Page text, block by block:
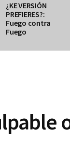
¿KE VERSIÓN
PREFIERES?:
Fuego contra
Fuego